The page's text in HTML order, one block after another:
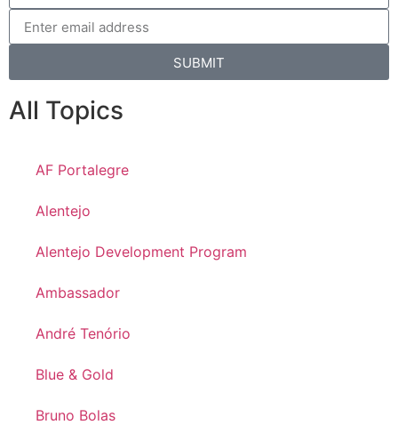
SUBMIT
All Topics
AF Portalegre
Alentejo
Alentejo Development Program
Ambassador
André Tenório
Blue & Gold
Bruno Bolas